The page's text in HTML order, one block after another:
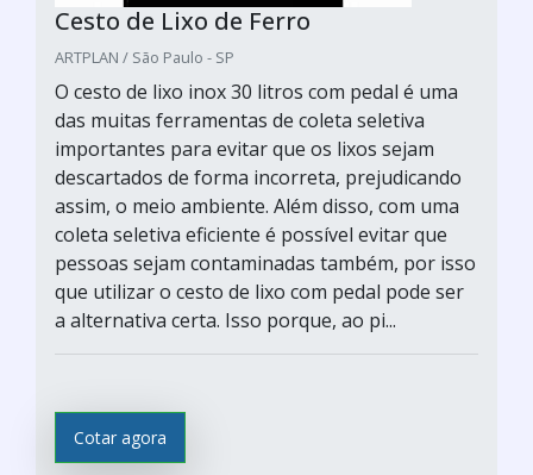
Cesto de Lixo de Ferro
ARTPLAN / São Paulo - SP
O cesto de lixo inox 30 litros com pedal é uma
das muitas ferramentas de coleta seletiva
importantes para evitar que os lixos sejam
descartados de forma incorreta, prejudicando
assim, o meio ambiente. Além disso, com uma
coleta seletiva eficiente é possível evitar que
pessoas sejam contaminadas também, por isso
que utilizar o cesto de lixo com pedal pode ser
a alternativa certa. Isso porque, ao pi...
Cotar agora